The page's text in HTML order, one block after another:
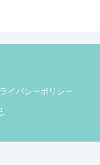
イバシーポリシー